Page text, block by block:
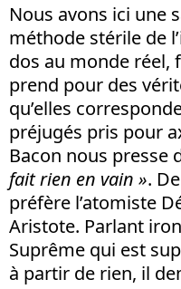
Nous avons ici une
méthode stérile de
dos au monde réel,
prend pour des
qu’elles
préjugés pris pour
Bacon nous presse
fait rien en vain ».
préfère l’atomiste
Aristote. Parlant
Suprême qui est
à partir de rien, il